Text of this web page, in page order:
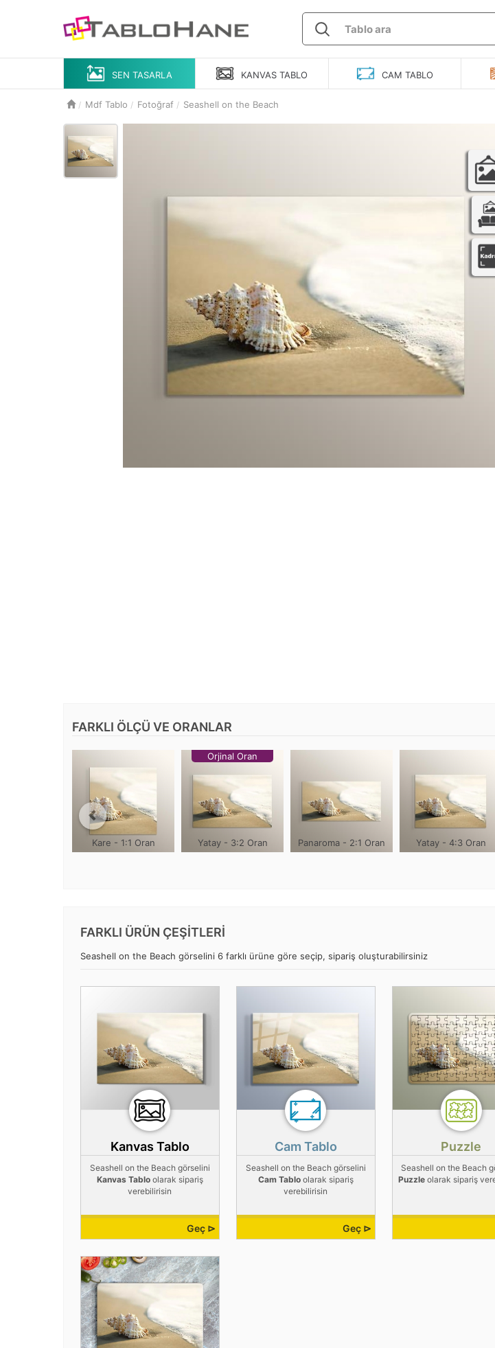
SEN TASARLA KANVAS TABLO CAM TABLO
Mdf Tablo Fotoğraf Seashell on the Beach
FARKLI ÖLÇÜ VE ORANLAR
Kare - 1:1 Oran
Orjinal Oran
Yatay - 3:2 Oran Panaroma - 2:1 Oran Yatay - 4:3 Oran
FARKLI ÜRÜN ÇEŞİTLERİ
Seashell on the Beach görselini 6 farklı ürüne göre seçip, sipariş oluşturabilirsiniz
Kanvas Tablo
Seashell on the Beach görselini
Kanvas Tabloolarak sipariş
verebilirisin
Geç ⊳
Cam Tablo
Seashell on the Beach görselini
Cam Tabloolarak sipariş
verebilirisin
Geç ⊳
Puzzle
Seashell on the Beach
Puzzle olarak sipariş